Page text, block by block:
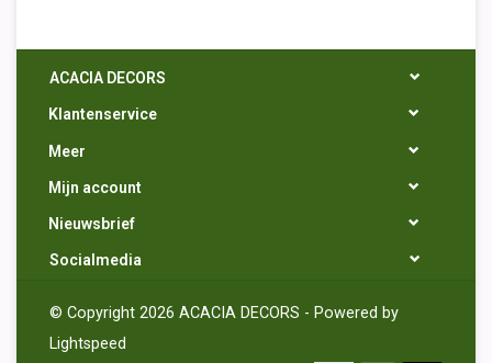
ACACIA DECORS
Klantenservice
Meer
Mijn account
Nieuwsbrief
Socialmedia
© Copyright 2026 ACACIA DECORS - Powered by
Lightspeed